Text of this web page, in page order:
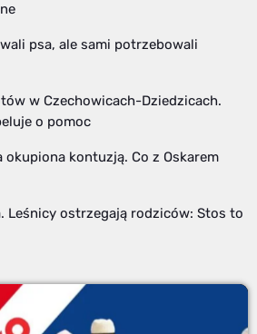
psa, ale sami potrzebowali
w Czechowicach-Dziedzicach.
o pomoc
okupiona kontuzją. Co z Oskarem
Leśnicy ostrzegają rodziców: Stos to